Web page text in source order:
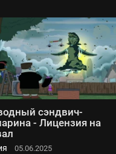
сэндвич-
- Лицензия на
05.06.2025